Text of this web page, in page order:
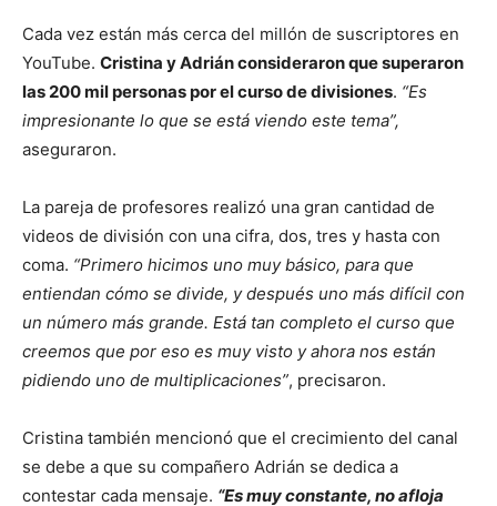
Cada vez están más cerca del millón de suscriptores en
YouTube. Cristina y Adrián consideraron que superaron
las 200 mil personas por el curso de divisiones. “Es
impresionante lo que se está viendo este tema”,
aseguraron.
La pareja de profesores realizó una gran cantidad de
videos de división con una cifra, dos, tres y hasta con
coma. “Primero hicimos uno muy básico, para que
entiendan cómo se divide, y después uno más difícil con
un número más grande. Está tan completo el curso que
creemos que por eso es muy visto y ahora nos están
pidiendo uno de multiplicaciones”, precisaron.
Cristina también mencionó que el crecimiento del canal
se debe a que su compañero Adrián se dedica a
contestar cada mensaje. “Es muy constante, no afloja